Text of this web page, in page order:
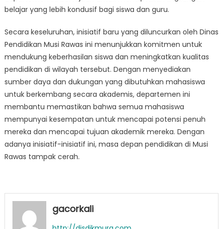
belajar yang lebih kondusif bagi siswa dan guru.
Secara keseluruhan, inisiatif baru yang diluncurkan oleh Dinas
Pendidikan Musi Rawas ini menunjukkan komitmen untuk
mendukung keberhasilan siswa dan meningkatkan kualitas
pendidikan di wilayah tersebut. Dengan menyediakan
sumber daya dan dukungan yang dibutuhkan mahasiswa
untuk berkembang secara akademis, departemen ini
membantu memastikan bahwa semua mahasiswa
mempunyai kesempatan untuk mencapai potensi penuh
mereka dan mencapai tujuan akademik mereka. Dengan
adanya inisiatif-inisiatif ini, masa depan pendidikan di Musi
Rawas tampak cerah.
gacorkali